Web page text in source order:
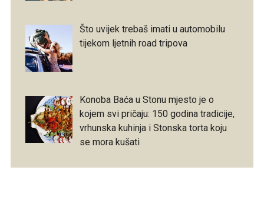
Što uvijek trebaš imati u automobilu
tijekom ljetnih road tripova
Konoba Baća u Stonu mjesto je o
kojem svi pričaju: 150 godina tradicije,
vrhunska kuhinja i Stonska torta koju
se mora kušati